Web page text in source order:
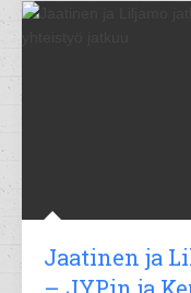
Jaatinen ja
– JYPin ja